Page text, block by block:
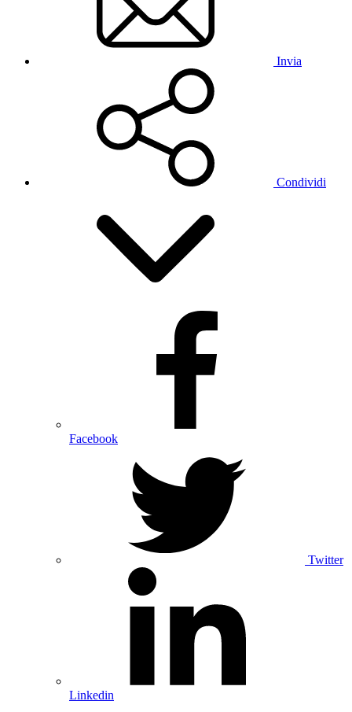
Invia
Condividi
Facebook
Twitter
Linkedin